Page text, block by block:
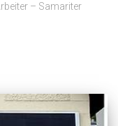
– Samariter